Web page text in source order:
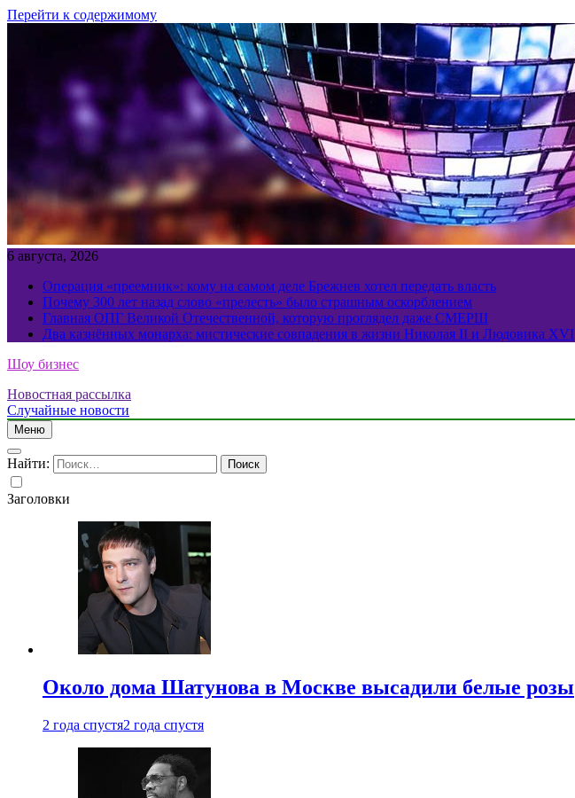
Перейти к содержимому
6 августа, 2026
Операция «преемник»: кому на самом деле Брежнев хотел передать власть
Почему 300 лет назад слово «прелесть» было страшным оскорблением
Главная ОПГ Великой Отечественной, которую проглядел даже СМЕРШ
Два казнённых монарха: мистические совпадения в жизни Николая II и Людовика XVI
Шоу бизнес
Новостная рассылка
Случайные новости
Меню
Найти:
Заголовки
Около дома Шатунова в Москве высадили белые розы
2 года спустя2 года спустя